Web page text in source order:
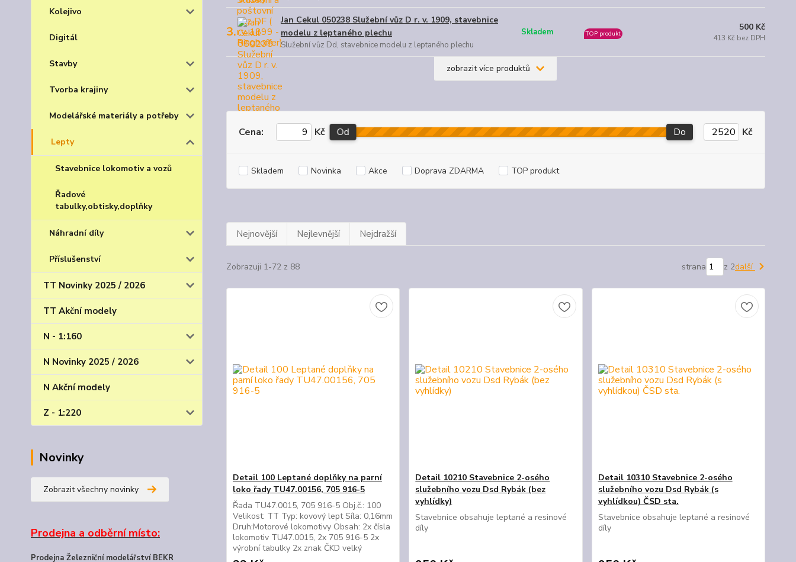
Kolejivo
Digitál
Stavby
Tvorba krajiny
Modelářské materiály a potřeby
Lepty
Stavebnice lokomotiv a vozů
Řadové
tabulky,obtisky,doplňky
Náhradní díly
Příslušenství
TT Novinky 2025 / 2026
TT Akční modely
N - 1:160
N Novinky 2025 / 2026
N Akční modely
Z - 1:220
Novinky
Zobrazit všechny novinky
Prodejna a odběrní místo:
Prodejna Železniční modelářství BEKR
3.
Jan Cekul 050238 Služební vůz D r. v. 1909, stavebnice
modelu z leptaného plechu
Služební vůz Dd, stavebnice modelu z leptaného plechu
Skladem TOP produkt
500 Kč
413 Kč bez DPH
zobrazit více produktů
Cena: Kč Od Do Kč
Skladem Novinka Akce Doprava ZDARMA TOP produkt
Nejnovější Nejlevnější Nejdražší
Zobrazuji 1-72 z 88 strana z 2další
Detail 100 Leptané doplňky na parní
loko řady TU47.00156, 705 916-5
Řada TU47.0015, 705 916-5 Obj.č.: 100
Velikost: TT Typ: kovový lept Síla: 0,16mm
Druh:Motorové lokomotivy Obsah: 2x čísla
lokomotiv TU47.0015, 2x 705 916-5 2x
výrobní tabulky 2x znak ČKD velký
Detail 10210 Stavebnice 2-osého
služebního vozu Dsd Rybák (bez
vyhlídky)
Stavebnice obsahuje leptané a resinové
díly
Detail 10310 Stavebnice 2-osého
služebního vozu Dsd Rybák (s
vyhlídkou) ČSD sta.
Stavebnice obsahuje leptané a resinové
díly